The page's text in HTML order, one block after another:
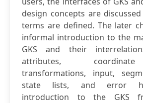
design concepts are
terms are defined. The later
informal introduction to the
GKS and their
attributes,
transformations, input,
state lists, and error
introduction to the GKS